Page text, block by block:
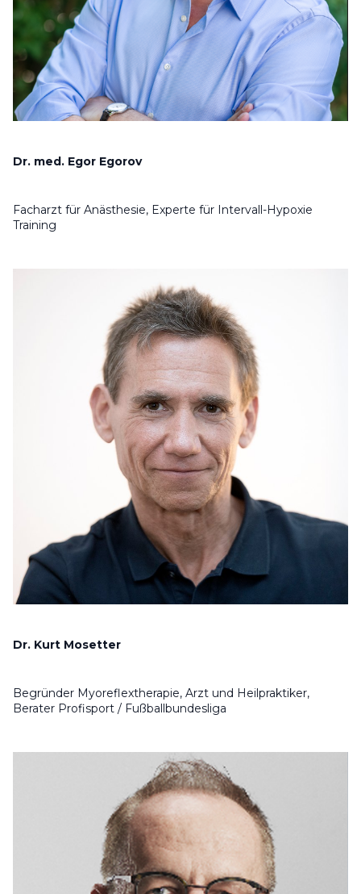
Unser
Dr. med. Egor Egorov
Facharzt für Anästhesie, Experte für Intervall-Hypoxie
Training
Dr. Kurt Mosetter
Begründer Myoreflextherapie, Arzt und Heilpraktiker,
Berater Profisport / Fußballbundesliga